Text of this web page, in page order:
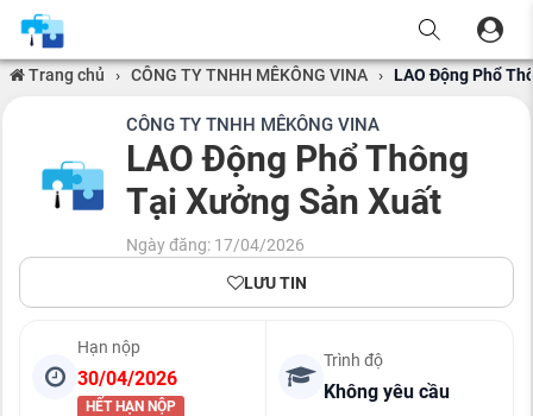
Trang chủ › CÔNG TY TNHH MÊKÔNG VINA › LAO Động Phổ
CÔNG TY TNHH MÊKÔNG VINA
LAO Động Phổ Thông
Tại Xưởng Sản Xuất
Ngày đăng: 17/04/2026
LƯU TIN
Hạn nộp
30/04/2026
HẾT HẠN NỘP
Trình độ
Không yêu cầu